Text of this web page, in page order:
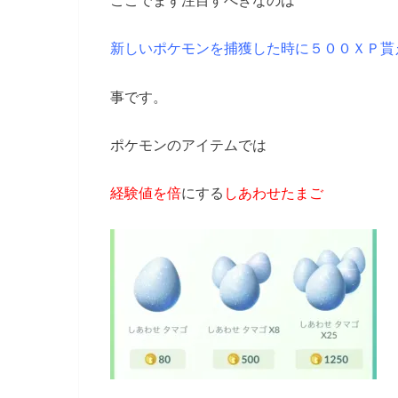
新しいポケモンを捕獲した時に５００ＸＰ貰
事です。
ポケモンのアイテムでは
経験値を倍にする しあわせたまご